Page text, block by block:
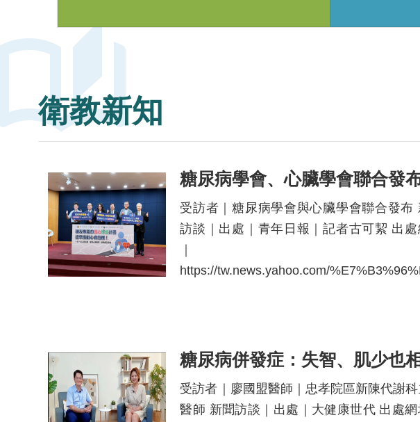
衛教新知
受訪者｜糖尿病學會與心臟學會聯合發布
訪談｜出處｜青年日報｜記者古可絜 出處
https://tw.news.yahoo.com/
受訪者｜廖國盟醫師｜忠孝院區新陳代謝
醫師 新聞訪談｜出處｜大健康世代 出處網